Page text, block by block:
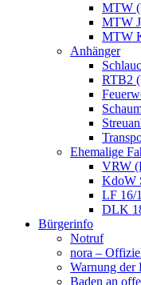
MTW
MTW
MTW
Anhänger
RTB2
Ehemalige
VRW
KdoW
LF 16/
DLK
Bürgerinfo
Notruf
nora –
Warnung der
Baden an